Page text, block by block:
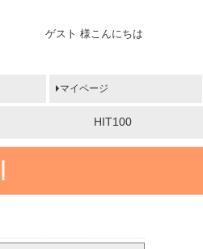
ゲスト 様こんにちは
マイページ
HIT100